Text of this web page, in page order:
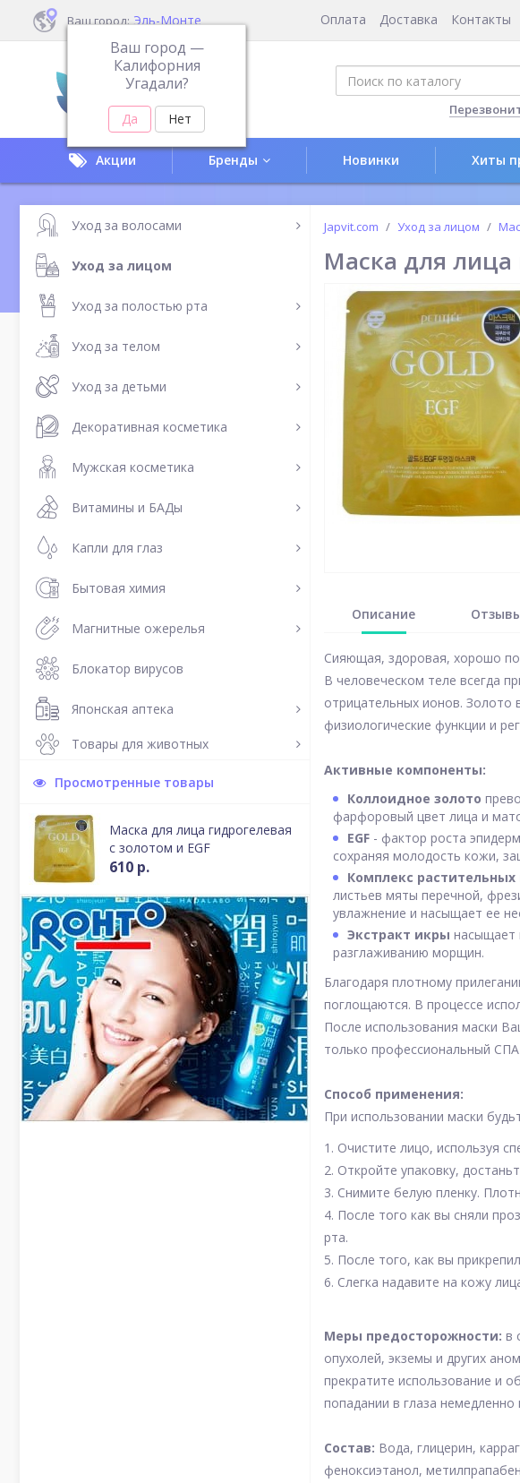
Ваш город: Эль-Монте
Ваш город —
Калифорния
Угадали?
Оплата Доставка Контакты
Акции Бренды Новинки Хиты
Уход за волосами
Уход за лицом
Уход за полостью рта
Уход за телом
Уход за детьми
Декоративная косметика
Мужская косметика
Витамины и БАДы
Капли для глаз
Бытовая химия
Магнитные ожерелья
Блокатор вирусов
Японская аптека
Товары для животных
Просмотренные товары
Маска для лица гидрогелевая
с золотом и EGF
610 р.
Japvit.com Уход за лицом
Маска для лица
Описание
Сияющая, здоровая, хорошо
В человеческом теле всегда
отрицательных ионов. Золото
физиологические функции и
Активные компоненты:
Коллоидное золото
фарфоровый цвет лица и
EGF - фактор роста
сохраняя молодость кожи,
Комплекс
листьев мяты перечной,
увлажнение и насыщает ее
Экстракт икры насыщает
разглаживанию морщин.
Благодаря плотному
поглощаются. В процессе
После использования маски
только профессиональный СПА
Способ применения:
При использовании маски
1. Очистите лицо, используя
2. Откройте упаковку,
3. Снимите белую пленку.
4. После того как вы сняли
рта.
5. После того, как вы
6. Слегка надавите на кожу
Меры предосторожности: в
опухолей, экземы и других
прекратите использование и
попадании в глаза
Состав: Вода, глицерин,
феноксиэтанол,